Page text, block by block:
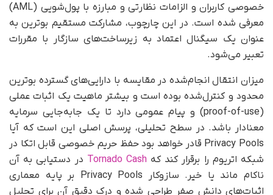
خصوصی کاربران و الزامات نظارتی و مبارزه با پول‌شویی (AML)
معرفی شده است. در این چارچوب، مشارکت مستقیم بوترین به‌
عنوان یک سیگنال اعتماد به زیرساخت‌های سازگار با مقررات
تعبیر می‌شود.
میزان انتقال انجام‌شده در مقایسه با دارایی‌های گسترده بوترین
محدود و کنترل‌شده بوده است و بیشتر ماهیت یک اثبات عملی
(proof-of-use) و پیام عمومی دارد تا یک جابه‌جایی سرمایه
معنادار باشد. در سطح تحلیلی، پرسش اصلی این است که آیا
Privacy Pools قادر خواهد بود حفظ حریم خصوصی قابل‌ اتکا در
شبکه اتریوم را برقرار کند کهTornado Cash در دستیابی به آن
ناکام ماند یا خیر. سازوکار Privacy Pools بر پایه معماری
اثبات‌های دانش صفر طراحی شده و درک دقیق آن برای تحلیل